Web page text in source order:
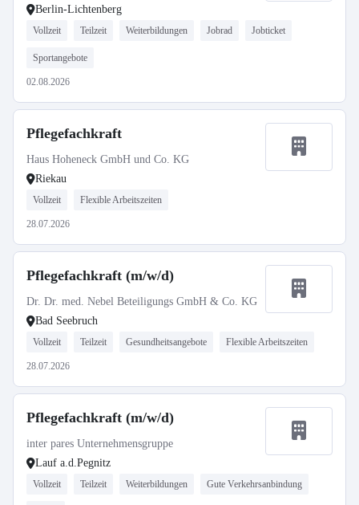
Berlin-Lichtenberg
Vollzeit Teilzeit Weiterbildungen Jobrad Jobticket
Sportangebote
02.08.2026
Pflegefachkraft
Haus Hoheneck GmbH und Co. KG
Riekau
Vollzeit Flexible Arbeitszeiten
28.07.2026
Pflegefachkraft (m/w/d)
Dr. Dr. med. Nebel Beteiligungs GmbH & Co. KG
Bad Seebruch
Vollzeit Teilzeit Gesundheitsangebote Flexible Arbeitszeiten
28.07.2026
Pflegefachkraft (m/w/d)
inter pares Unternehmensgruppe
Lauf a.d.Pegnitz
Vollzeit Teilzeit Weiterbildungen Gute Verkehrsanbindung